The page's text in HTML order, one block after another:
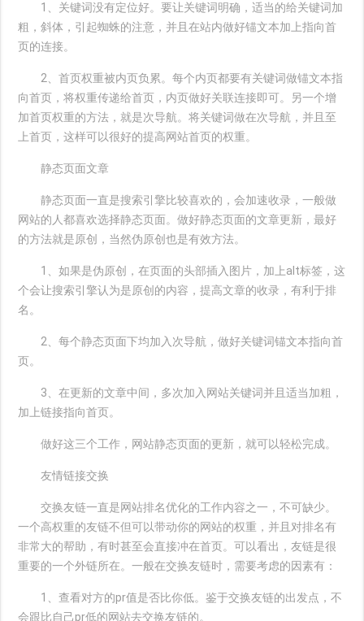
1、关键词没有定位好。要让关键词明确，适当的给关键词加
粗，斜体，引起蜘蛛的注意，并且在站内做好锚文本加上指向首
页的连接。
2、首页权重被内页负累。每个内页都要有关键词做锚文本指
向首页，将权重传递给首页，内页做好关联连接即可。另一个增
加首页权重的方法，就是次导航。将关键词做在次导航，并且至
上首页，这样可以很好的提高网站首页的权重。
静态页面文章
静态页面一直是搜索引擎比较喜欢的，会加速收录，一般做
网站的人都喜欢选择静态页面。做好静态页面的文章更新，最好
的方法就是原创，当然伪原创也是有效方法。
1、如果是伪原创，在页面的头部插入图片，加上alt标签，这
个会让搜索引擎认为是原创的内容，提高文章的收录，有利于排
名。
2、每个静态页面下均加入次导航，做好关键词锚文本指向首
页。
3、在更新的文章中间，多次加入网站关键词并且适当加粗，
加上链接指向首页。
做好这三个工作，网站静态页面的更新，就可以轻松完成。
友情链接交换
交换友链一直是网站排名优化的工作内容之一，不可缺少。
一个高权重的友链不但可以带动你的网站的权重，并且对排名有
非常大的帮助，有时甚至会直接冲在首页。可以看出，友链是很
重要的一个外链所在。一般在交换友链时，需要考虑的因素有：
1、查看对方的pr值是否比你低。鉴于交换友链的出发点，不
会跟比自己pr低的网站去交换友链的。